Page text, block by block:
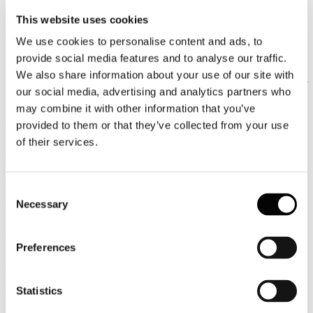
This website uses cookies
We use cookies to personalise content and ads, to
provide social media features and to analyse our traffic.
We also share information about your use of our site with
our social media, advertising and analytics partners who
may combine it with other information that you’ve
provided to them or that they’ve collected from your use
of their services.
Selection
Necessary
Preferences
Statistics
2026
News 2026
Parlamento Ue: più tutele ai passeggeri del trasporto aereo
Risarcimenti più snelli, nessun supplemento sulla scelta del posto per
chi accompagna un minore e bagagli a mano senza costi aggiuntivi.
Leggi tutto...
13
TURISMO E LAVORO, CONFINDUSTRIA ALBERGHI:
“BENE I DATI 2026. LAVORIAMO PER CONSOLIDARE LA
TALENTI”
Ministero del Turismo sull'andamento della stagione estiva 2026,
che confermano la forte attrattività dell'Italia sui mercati